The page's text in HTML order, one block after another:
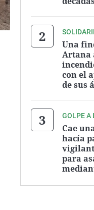
Una
Artana
con el
de sus
GOLPE A
Cae
hacía
para